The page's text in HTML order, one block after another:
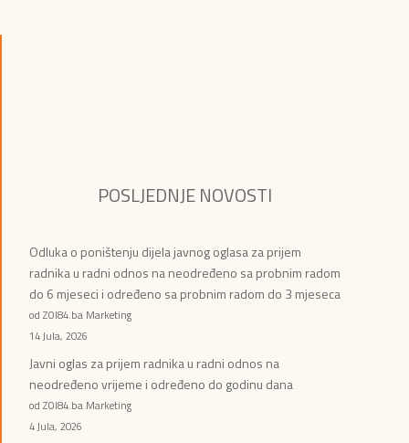
POSLJEDNJE NOVOSTI
Odluka o poništenju dijela javnog oglasa za prijem
radnika u radni odnos na neodređeno sa probnim radom
do 6 mjeseci i određeno sa probnim radom do 3 mjeseca
od ZOI84.ba Marketing
14 Jula, 2026
Javni oglas za prijem radnika u radni odnos na
neodređeno vrijeme i određeno do godinu dana
od ZOI84.ba Marketing
4 Jula, 2026